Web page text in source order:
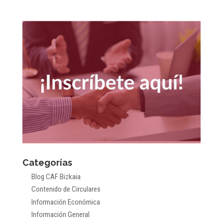
Categorías
Blog CAF Bizkaia
Contenido de Circulares
Información Económica
Información General